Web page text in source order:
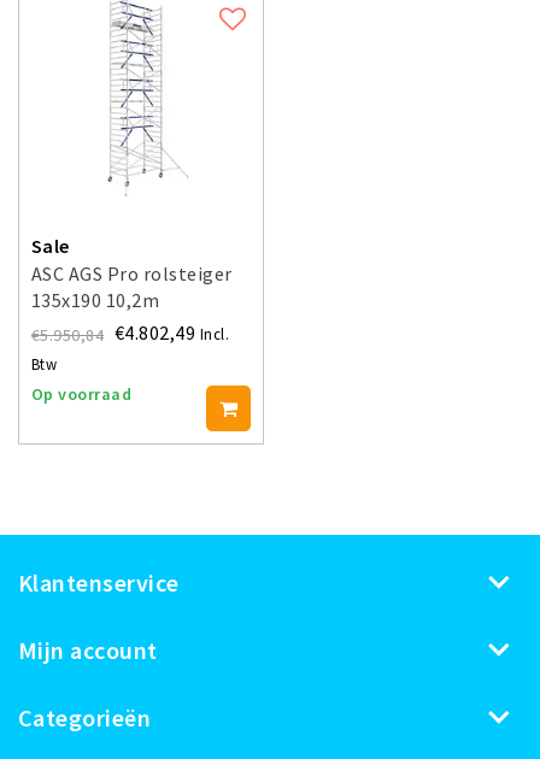
Sale
ASC AGS Pro rolsteiger
135x190 10,2m
werkhoogte
voorloopleuning enkel
€5.950,84 €4.802,49 Incl.
Btw
Op voorraad
Klantenservice
Mijn account
Categorieën